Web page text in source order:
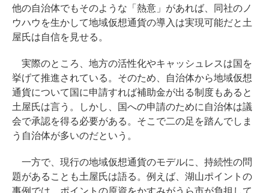
他の自治体でもそのような「熱意」があれば、同社のノ
ウハウを生かして地域仮想通貨の導入は実現可能だと土
屋氏は自信を見せる。
実際のところ、地方の活性化やキャッシュレスは国を
挙げて推進されている。そのため、自治体から地域仮想
通貨について国に申請すれば補助金が出る制度もあると
土屋氏は言う。しかし、国への申請のために自治体は議
会で承認を得る必要がある。そこで二の足を踏んでしま
う自治体が多いのだという。
一方で、現行の地域仮想通貨のモデルに、持続性の問
題があることも土屋氏は語る。例えば、湖山ポイントの
事例では、ポイントの原資をかすみがうら市が負担して